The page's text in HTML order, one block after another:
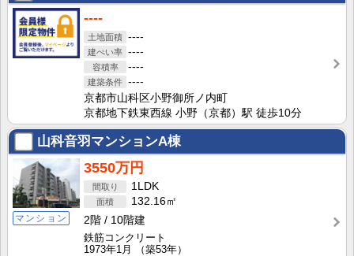
----
----
----
----
----
京都市山科区小野御所ノ内町
京都地下鉄東西線 小野（京都）駅 徒歩10分
山科音羽マンションA棟
マンション
3550万円
1LDK
132.16㎡
2階
10階建
鉄筋コンクリート
1973年1月
（築53年）